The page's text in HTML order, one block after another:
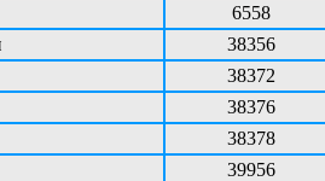
6558
38356
38372
38376
38378
39956